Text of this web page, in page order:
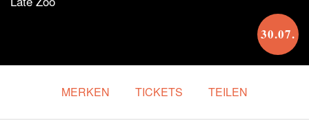
30.07.
MERKEN TICKETS TEILEN